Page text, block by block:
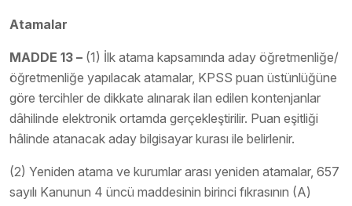
Atamalar
MADDE 13 – (1) İlk atama kapsamında aday öğretmenliğe/
öğretmenliğe yapılacak atamalar, KPSS puan üstünlüğüne
göre tercihler de dikkate alınarak ilan edilen kontenjanlar
dâhilinde elektronik ortamda gerçekleştirilir. Puan eşitliği
hâlinde atanacak aday bilgisayar kurası ile belirlenir.
(2) Yeniden atama ve kurumlar arası yeniden atamalar, 657
sayılı Kanunun 4 üncü maddesinin birinci fıkrasının (A)